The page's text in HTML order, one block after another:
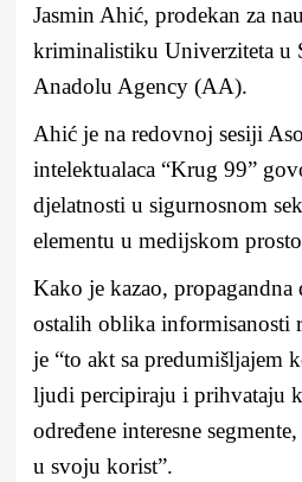
Jasmin Ahić, prodekan za
kriminalistiku Univerziteta u
Anadolu Agency (AA).
Ahić je na redovnoj sesiji
intelektualaca “Krug 99”
djelatnosti u sigurnosnom
elementu u medijskom
Kako je kazao, propagandna
ostalih oblika informisanosti
je “to akt sa predumišljajem
ljudi percipiraju i prihvataju
određene interesne
u svoju korist”.